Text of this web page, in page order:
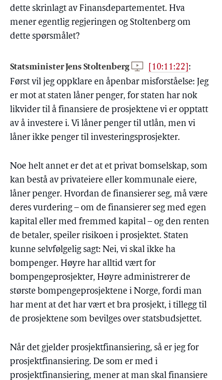
dette skrinlagt av Finansdepartementet. Hva
mener egentlig regjeringen og Stoltenberg om
dette spørsmålet?
Statsminister Jens Stoltenberg [10:11:22] :
Først vil jeg oppklare en åpenbar misforståelse: Jeg
er mot at staten låner penger, for staten har nok
likvider til å finansiere de prosjektene vi er opptatt
av å investere i. Vi låner penger til utlån, men vi
låner ikke penger til investeringsprosjekter.
Noe helt annet er det at et privat bomselskap, som
kan bestå av privateiere eller kommunale eiere,
låner penger. Hvordan de finansierer seg, må være
deres vurdering – om de finansierer seg med egen
kapital eller med fremmed kapital – og den renten
de betaler, speiler risikoen i prosjektet. Staten
kunne selvfølgelig sagt: Nei, vi skal ikke ha
bompenger. Høyre har alltid vært for
bompengeprosjekter, Høyre administrerer de
største bompengeprosjektene i Norge, fordi man
har ment at det har vært et bra prosjekt, i tillegg til
de prosjektene som bevilges over statsbudsjettet.
Når det gjelder prosjektfinansiering, så er jeg for
prosjektfinansiering. De som er med i
prosjektfinansiering, mener at man skal finansiere